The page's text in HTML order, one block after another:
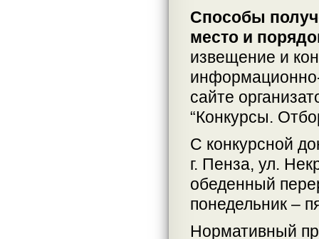
Способы
место и
извещение и
сайте
“Конкурсы.
С конкурсной
г. Пенза, ул.
обеденный
понедельник –
Нормативный